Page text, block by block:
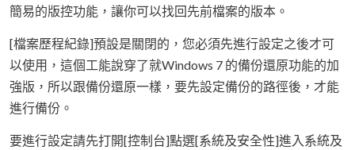
簡易的版控功能，讓你可以找回先前檔案的版本。
[檔案歷程紀錄]預設是關閉的，您必須先進行設定之後才可
以使用，這個工能說穿了就Windows 7 的備份還原功能的加
強版，所以跟備份還原一樣，要先設定備份的路徑後，才能
進行備份。
要進行設定請先打開[控制台]點選[系統及安全性]進入系統及